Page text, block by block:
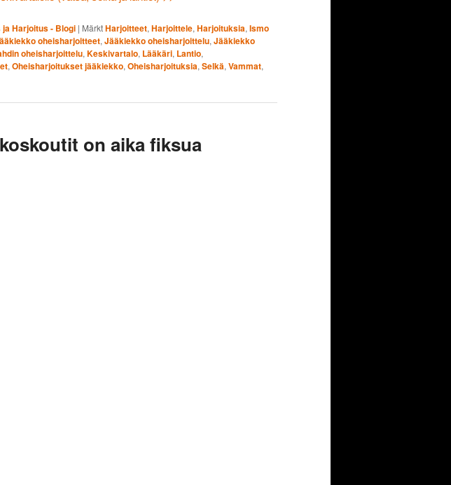
Harjoitus - Blogi | MärktHarjoitteet, Harjoittele, Harjoituksia, Ismo
oheisharjoitteet, Jääkiekko oheisharjoittelu, Jääkiekko
oheisharjoittelu, Keskivartalo, Lääkäri, Lantio,
, Oheisharjoitukset jääkiekko, Oheisharjoituksia, Selkä, Vammat,
on aika fiksua